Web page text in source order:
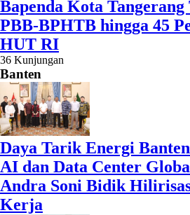
Bapenda Kota Tangerang
PBB-BPHTB hingga 45
HUT RI
36 Kunjungan
Banten
Daya Tarik Energi
AI dan Data Center
Andra Soni Bidik
Kerja